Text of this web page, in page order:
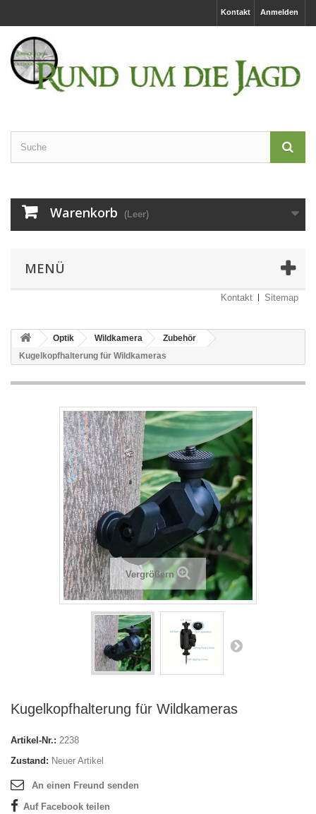
Anmelden
Kontakt
Warenkorb (Leer)
MENÜ
Kontakt Sitemap
Optik Wildkamera
Zubehör
Kugelkopfhalterung für Wildkameras
Vergrößern
Kugelkopfhalterung für Wildkameras
Artikel-Nr.: 2238
Zustand: Neuer Artikel
An einen Freund senden
Auf Facebook teilen